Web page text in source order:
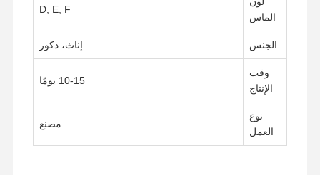
المنزل
الماس
D, E, F
الجنس إناث، ذكور
وقت
الإنتاج
10-15 يومًا
نوع
العمل
مصنع